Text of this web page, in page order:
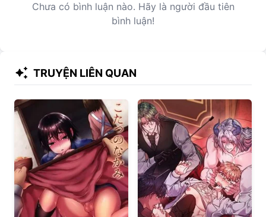
Chưa có bình luận nào. Hãy là người đầu tiên
bình luận!
auto_awesome TRUYỆN LIÊN QUAN